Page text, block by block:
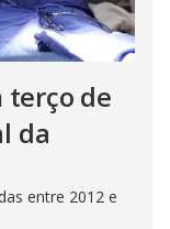
terço de
da
entre 2012 e